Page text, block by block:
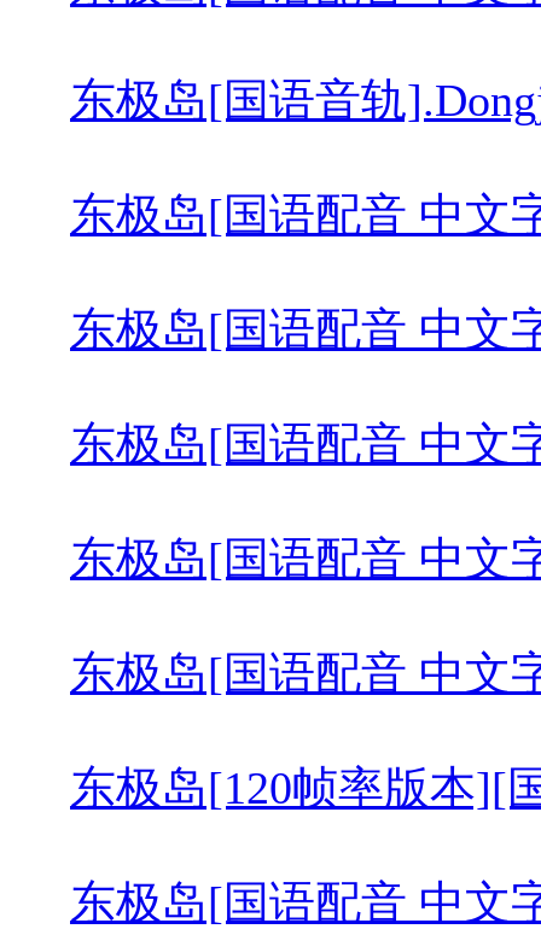
东极岛[国语音轨
东极岛[国语配音 中文
东极岛[国语配音 中文
东极岛[国语配音 中文
东极岛[国语配音 中文
东极岛[国语配音 中文
东极岛[120帧率版本][
东极岛[国语配音 中文